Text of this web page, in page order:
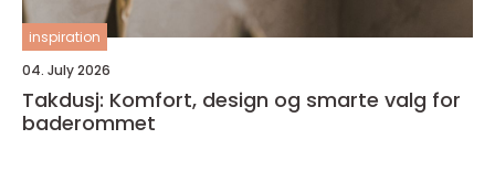
inspiration
04. July 2026
Takdusj: Komfort, design og smarte valg for
baderommet